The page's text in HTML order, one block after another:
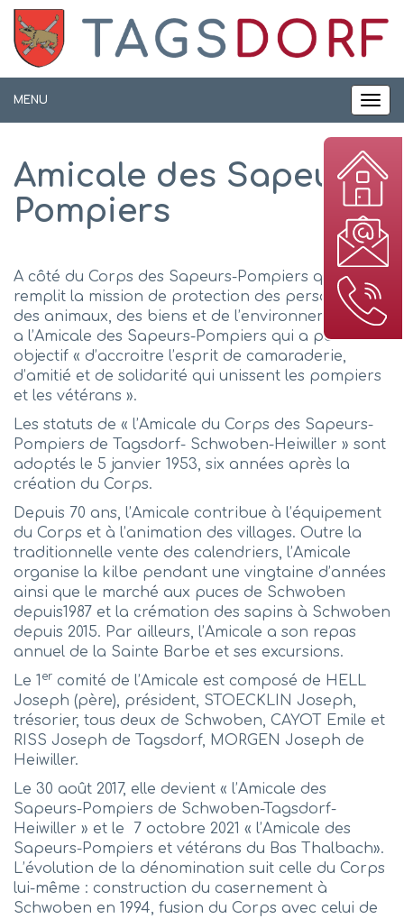
MENU
Amicale des Sapeurs
Pompiers
A côté du Corps des Sapeurs-Pompiers qui
remplit la mission de protection des personnes,
des animaux, des biens et de l’environnement, il y
a l’Amicale des Sapeurs-Pompiers qui a pour
objectif « d’accroitre l’esprit de camaraderie,
d’amitié et de solidarité qui unissent les pompiers
et les vétérans ».
Les statuts de « l’Amicale du Corps des Sapeurs-
Pompiers de Tagsdorf- Schwoben-Heiwiller » sont
adoptés le 5 janvier 1953, six années après la
création du Corps.
Depuis 70 ans, l’Amicale contribue à l’équipement
du Corps et à l’animation des villages. Outre la
traditionnelle vente des calendriers, l’Amicale
organise la kilbe pendant une vingtaine d’années
ainsi que le marché aux puces de Schwoben
depuis1987 et la crémation des sapins à Schwoben
depuis 2015. Par ailleurs, l’Amicale a son repas
annuel de la Sainte Barbe et ses excursions.
Le 1 er comité de l’Amicale est composé de HELL
Joseph (père), président, STOECKLIN Joseph,
trésorier, tous deux de Schwoben, CAYOT Emile et
RISS Joseph de Tagsdorf, MORGEN Joseph de
Heiwiller.
Le 30 août 2017, elle devient « l’Amicale des
Sapeurs-Pompiers de Schwoben-Tagsdorf-
Heiwiller » et le 7 octobre 2021 « l’Amicale des
Sapeurs-Pompiers et vétérans du Bas Thalbach».
L’évolution de la dénomination suit celle du Corps
lui-même : construction du casernement à
Schwoben en 1994, fusion du Corps avec celui de
Panneau de gestion des cookies